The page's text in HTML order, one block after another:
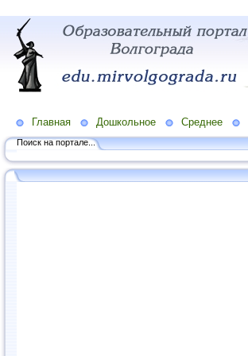
Главная Дошкольное Среднее
Поиск на портале...